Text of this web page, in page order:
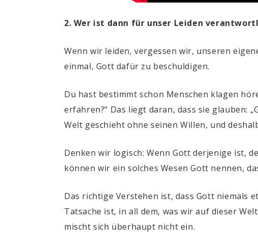
2. Wer ist dann für unser Leiden
Wenn wir leiden, vergessen wir, unseren
einmal, Gott dafür zu beschuldigen.
Du hast bestimmt schon Menschen klagen
erfahren?“ Das liegt daran, dass sie glauben:
Welt geschieht ohne seinen Willen, und
Denken wir logisch: Wenn Gott derjenige ist,
können wir ein solches Wesen Gott nennen,
Das richtige Verstehen ist, dass Gott niemals
Tatsache ist, in all dem, was wir auf dieser
mischt sich überhaupt nicht ein.